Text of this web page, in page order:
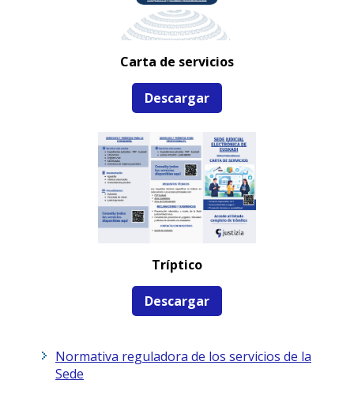
Carta de servicios
Descargar
Tríptico
Descargar
Normativa reguladora de los servicios de la
Sede